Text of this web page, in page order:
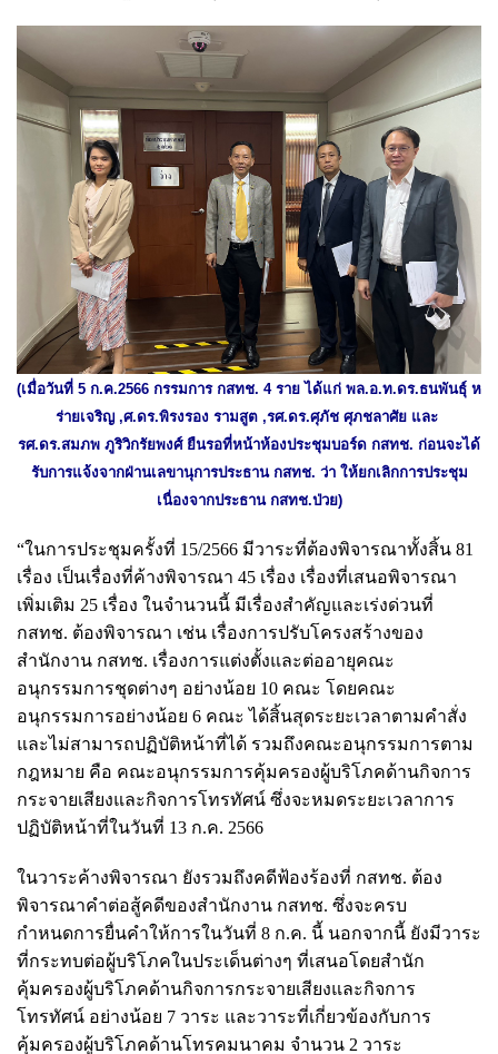
(เมื่อวันที่ 5 ก.ค.2566 กรรมการ กสทช. 4 ราย ได้แก่ พล.อ.ท.ดร.ธนพันธุ์ ห
ร่ายเจริญ ,ศ.ดร.พิรงรอง รามสูต ,รศ.ดร.ศุภัช ศุภชลาศัย และ
รศ.ดร.สมภพ ภูริวิกรัยพงศ์ ยืนรอที่หน้าห้องประชุมบอร์ด กสทช. ก่อนจะได้
รับการแจ้งจากฝ่านเลขานุการประธาน กสทช. ว่า ให้ยกเลิกการประชุม
เนื่องจากประธาน กสทช.ป่วย)
“ในการประชุมครั้งที่ 15/2566 มีวาระที่ต้องพิจารณาทั้งสิ้น 81
เรื่อง เป็นเรื่องที่ค้างพิจารณา 45 เรื่อง เรื่องที่เสนอพิจารณา
เพิ่มเติม 25 เรื่อง ในจำนวนนี้ มีเรื่องสำคัญและเร่งด่วนที่
กสทช. ต้องพิจารณา เช่น เรื่องการปรับโครงสร้างของ
สำนักงาน กสทช. เรื่องการแต่งตั้งและต่ออายุคณะ
อนุกรรมการชุดต่างๆ อย่างน้อย 10 คณะ โดยคณะ
อนุกรรมการอย่างน้อย 6 คณะ ได้สิ้นสุดระยะเวลาตามคำสั่ง
และไม่สามารถปฏิบัติหน้าที่ได้ รวมถึงคณะอนุกรรมการตาม
กฎหมาย คือ คณะอนุกรรมการคุ้มครองผู้บริโภคด้านกิจการ
กระจายเสียงและกิจการโทรทัศน์ ซึ่งจะหมดระยะเวลาการ
ปฏิบัติหน้าที่ในวันที่ 13 ก.ค. 2566
ในวาระค้างพิจารณา ยังรวมถึงคดีฟ้องร้องที่ กสทช. ต้อง
พิจารณาคำต่อสู้คดีของสำนักงาน กสทช. ซึ่งจะครบ
กำหนดการยื่นคำให้การในวันที่ 8 ก.ค. นี้ นอกจากนี้ ยังมีวาระ
ที่กระทบต่อผู้บริโภคในประเด็นต่างๆ ที่เสนอโดยสำนัก
คุ้มครองผู้บริโภคด้านกิจการกระจายเสียงและกิจการ
โทรทัศน์ อย่างน้อย 7 วาระ และวาระที่เกี่ยวข้องกับการ
คุ้มครองผู้บริโภคด้านโทรคมนาคม จำนวน 2 วาระ